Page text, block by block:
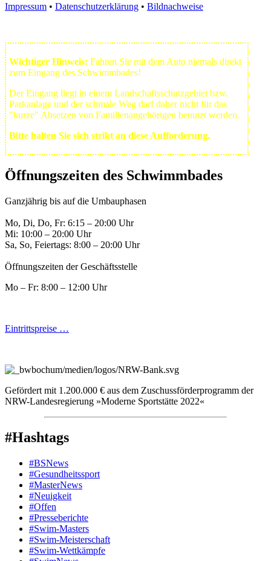
Impressum • Datenschutzerklärung • Bildnachweise
Wichtiger Hinweis: Fahren Sie mit dem Auto niemals direkt
zum Eingang des Schwimmbades!
Der Eingang liegt in einem Landschafts­schutzgebiet bzw.
Park­anlage und der schmale Weg darf daher nicht für das
"kurze" Absetzen von Familienangehörigen benutzt werden.
Bitte halten Sie sich strikt an diese Aufforderung.
Öffnungszeiten des Schwimmbades
Ganzjährig bis auf die Umbauphasen
Mo, Di, Do, Fr: 6:15 – 20:00 Uhr
Mi: 10:00 – 20:00 Uhr
Sa, So, Feiertags: 8:00 – 20:00 Uhr
Öffnungszeiten der Geschäftsstelle
Mo – Fr: 8:00 – 12:00 Uhr
Eintrittspreise …
Gefördert mit 1.200.000 € aus dem Zuschussförderprogramm der
NRW-Landesregierung »Moderne Sportstätte 2022«
#Hashtags
#BSNews
#Gesundheitssport
#MasterNews
#Neuigkeit
#Offen
#Presse­berichte
#Swim-Masters
#Swim-Meister­schaft
#Swim-Wett­kämpfe